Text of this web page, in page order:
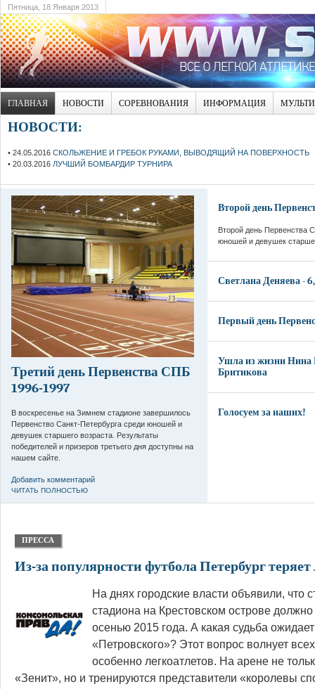
Пятница, 18 Января 2013
ГЛАВНАЯ НОВОСТИ СОРЕВНОВАНИЯ ИНФОРМАЦИЯ
НОВОСТИ:
• 24.05.2016 СКОЛЬЖЕНИЕ И ГРЕБОК РУКАМИ, ВЫВОДЯЩИЙ НА ПОВЕРХНОСТЬ
• 20.03.2016 ЛУЧШИЙ БОМБАРДИР ТУРНИРА
Третий день Первенства СПБ
1996-1997
В воскресенье на Зимнем стадионе завершилось
Первенство Санкт-Петербурга среди юношей и
девушек старшего возраста. Результаты
победителей и призеров третьего дня доступны на
нашем сайте.
Добавить комментарий
ЧИТАТЬ ПОЛНОСТЬЮ
Второй день
Второй день Первенства
юношей и девушек
Светлана Деняева -
Первый день
Ушла из жизни Нина
Бритикова
Голосуем за наших!
ПРЕССА
Из-за популярности футбола Петербург теряет
На днях городские власти объявили, что
стадиона на Крестовском острове
осенью 2015 года. А какая судьба
«Петровского»? Этот вопрос волнует
особенно легкоатлетов. На арене не
«Зенит», но и тренируются представители «королевы